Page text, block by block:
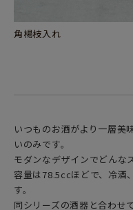
角楊枝入れ
いつものお酒がより一層美
いのみです。
モダンなデザインでどんな
容量は78.5ccほどで、冷酒
す。
同シリーズの酒器と合わせ